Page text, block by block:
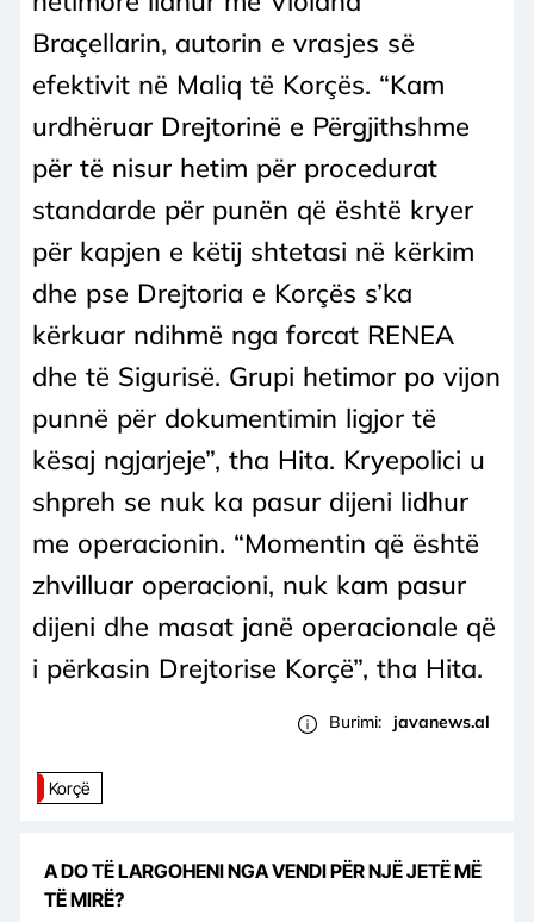
Braçellarin, autorin e vrasjes së
efektivit në Maliq të Korçës. “Kam
urdhëruar Drejtorinë e Përgjithshme
për të nisur hetim për procedurat
standarde për punën që është kryer
për kapjen e këtij shtetasi në kërkim
dhe pse Drejtoria e Korçës s’ka
kërkuar ndihmë nga forcat RENEA
dhe të Sigurisë. Grupi hetimor po vijon
punnë për dokumentimin ligjor të
kësaj ngjarjeje”, tha Hita. Kryepolici u
shpreh se nuk ka pasur dijeni lidhur
me operacionin. “Momentin që është
zhvilluar operacioni, nuk kam pasur
dijeni dhe masat janë operacionale që
i përkasin Drejtorise Korçë”, tha Hita.
Burimi: javanews.al
Korçë
A DO TË LARGOHENI NGA VENDI PËR NJË JETË MË
TË MIRË?